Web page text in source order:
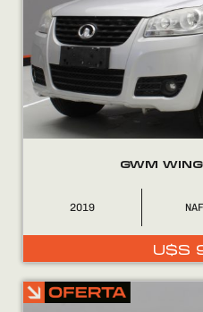
Encontranos en
GWM
2019
U$S